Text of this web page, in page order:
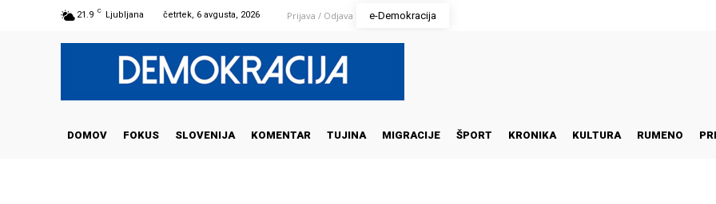
21.9 C Ljubljana četrtek, 6 avgusta, 2026 Prijava / Odjava e-Demokracija
DOMOV FOKUS SLOVENIJA KOMENTAR TUJINA MIGRACIJE ŠPORT KRONIKA KULTURA RUMENO